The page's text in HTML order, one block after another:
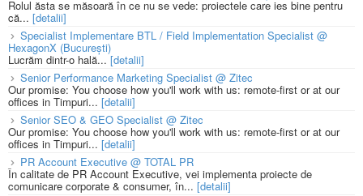
Rolul ăsta se măsoară în ce nu se vede: proiectele care ies bine pentru
că... [detalii]
Specialist Implementare BTL / Field Implementation Specialist @
HexagonX (București)
Lucrăm dintr-o hală...[detalii]
Senior Performance Marketing Specialist @ Zitec
Our promise: You choose how you'll work with us: remote-first or at our
offices in Timpuri... [detalii]
Senior SEO & GEO Specialist @ Zitec
Our promise: You choose how you'll work with us: remote-first or at our
offices in Timpuri... [detalii]
PR Account Executive @ TOTAL PR
În calitate de PR Account Executive, vei implementa proiecte de
comunicare corporate & consumer, în... [detalii]